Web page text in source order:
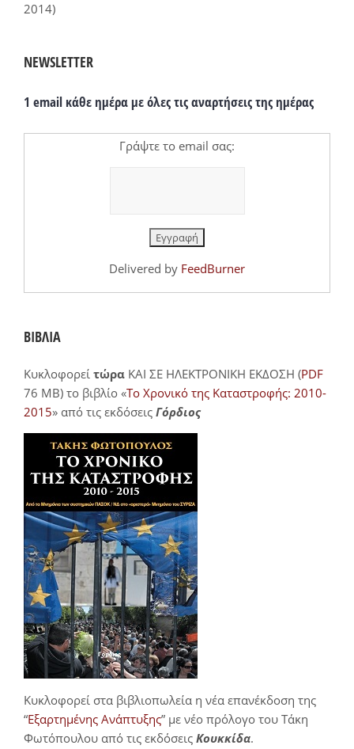
2014)
NEWSLETTER
1 email κάθε ημέρα με όλες τις αναρτήσεις της ημέρας
Γράψτε το email σας:
Delivered by FeedBurner
ΒΙΒΛΙΑ
Κυκλοφορεί τώρα ΚΑΙ ΣΕ ΗΛΕΚΤΡΟΝΙΚΗ ΕΚΔΟΣΗ (PDF
76 MB) το βιβλίο «Το Χρονικό της Καταστροφής: 2010-
2015» από τις εκδόσεις Γόρδιος
Κυκλοφορεί στα βιβλιοπωλεία η νέα επανέκδοση της
“Εξαρτημένης Ανάπτυξης” με νέο πρόλογο του Τάκη
Φωτόπουλου από τις εκδόσεις Κουκκίδα.